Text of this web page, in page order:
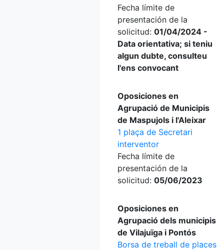
Fecha límite de
presentación de la
solicitud: 01/04/2024 -
Data orientativa; si teniu
algun dubte, consulteu
l'ens convocant
Oposiciones en
Agrupació de Municipis
de Maspujols i l'Aleixar
1 plaça de Secretari
interventor
Fecha límite de
presentación de la
solicitud: 05/06/2023
Oposiciones en
Agrupació dels municipis
de Vilajuïga i Pontós
Borsa de treball de places